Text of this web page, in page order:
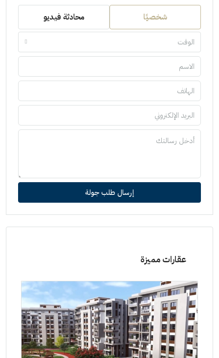
شخصيًا محادثة فيديو
الوقت
إرسال طلب جولة
عقارات مميزة